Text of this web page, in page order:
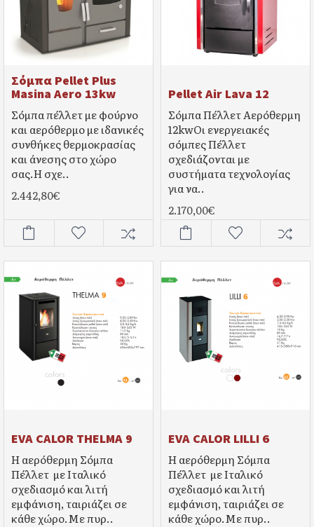
Σόμπα Pellet Plus
Masina Aero 13kw
Σόμπα πέλλετ με φούρνο
και αερόθερμο με ιδανικές
συνθήκες θερμοκρασίας
και άνεσης στο χώρο
σας.Η σχε..
2.442,80€
Pellet Air Lava 12
Σόμπα Πέλλετ Αερόθερμη
12kwΟι ενεργειακές
σόμπες Πέλλετ
σχεδιάζονται με
συστήματα τεχνολογίας
για να..
2.170,00€
EVA CALOR THELMA 9
Η αερόθερμη Σόμπα
Πέλλετ με Ιταλικό
σχεδιασμό και λιτή
εμφάνιση, ταιριάζει σε
κάθε χώρο.Mε πυρ..
EVA CALOR LILLI 6
Η αερόθερμη Σόμπα
Πέλλετ με Ιταλικό
σχεδιασμό και λιτή
εμφάνιση, ταιριάζει σε
κάθε χώρο.Mε πυρ..